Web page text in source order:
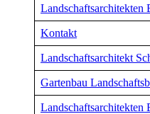
Landschaftsarchitekten
Kontakt
Landschaftsarchitekt
Gartenbau
Landschaftsarchitekten